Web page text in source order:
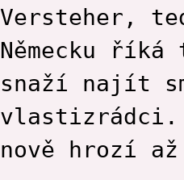
Versteher,
Německu
snaží najít
vlastizrádci.
nově hrozí